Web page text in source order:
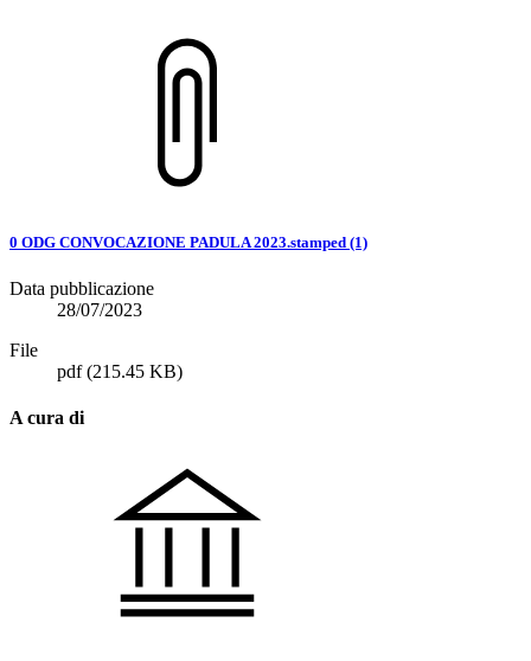
0 ODG CONVOCAZIONE PADULA 2023.stamped (1)
Data pubblicazione
28/07/2023
File
pdf(215.45 KB)
A cura di